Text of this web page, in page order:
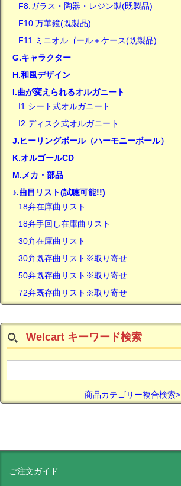
F8.ガラス・陶器・レジン製(既製品)
F10.万華鏡(既製品)
F11.ミニオルゴール＋ケース(既製品)
G.キャラクター
H.和風デザイン
I.曲が変えられるオルガニート
I1.シート式オルガニート
I2.ディスク式オルガニート
J.ヒーリングボール（ハーモニーボール）
K.オルゴールCD
M.メカ・部品
♪.曲目リスト(試聴可能!!)
18弁在庫曲リスト
18弁手回し在庫曲リスト
30弁在庫曲リスト
30弁既存曲リスト※取り寄せ
50弁既存曲リスト※取り寄せ
72弁既存曲リスト※取り寄せ
Welcart キーワード検索
商品カテゴリー複合検索>
ご注文ガイド